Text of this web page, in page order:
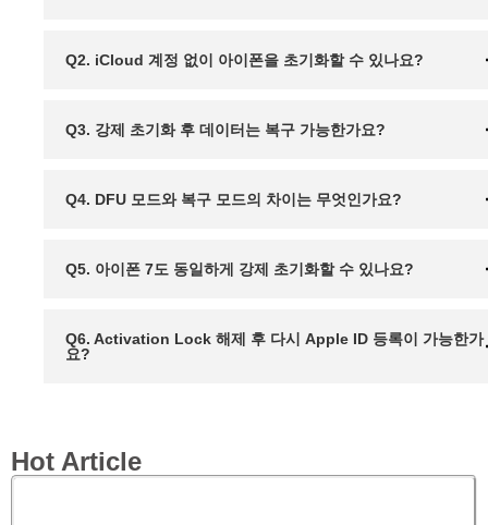
Q2. iCloud 계정 없이 아이폰을 초기화할 수 있나요?
Q3. 강제 초기화 후 데이터는 복구 가능한가요?
Q4. DFU 모드와 복구 모드의 차이는 무엇인가요?
Q5. 아이폰 7도 동일하게 강제 초기화할 수 있나요?
Q6. Activation Lock 해제 후 다시 Apple ID 등록이 가능한가
요?
Hot Article